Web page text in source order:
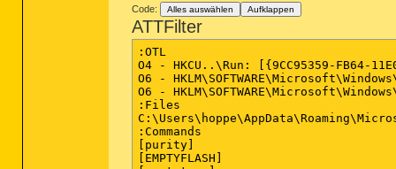
Code: Alles auswählen Aufklappen
ATTFilter
:OTL
O4 - HKCU..\Run: [{9CC95359-FB64-
O6 -
O6 -
:Files
:Commands
[purity]
[EMPTYFLASH]